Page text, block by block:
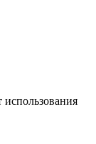
использования